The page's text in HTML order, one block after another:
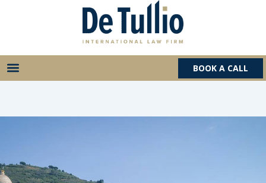
BOOK A CALL